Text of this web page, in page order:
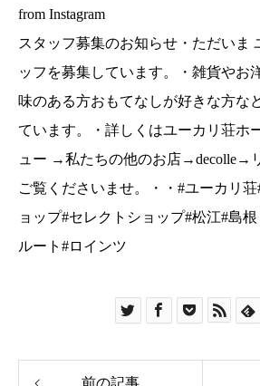
ート#ロインツ
from Instagram
スタッフ募集のお知らせ︎・ただいま
ッフを募集しています。・雑貨やお
味のある方おもてなしが好きな方な
ています。・詳しくはユーカリ荘ホ
ュー →私たちの他のお店→decolle→
ご覧くださいませ。・・#ユーカリ
ョップ#セレクトショップ#松江#島根
ルート#ロインツ
前の記事